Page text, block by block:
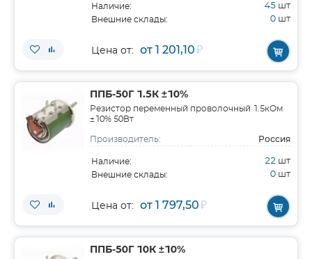
Наличие: 45 шт
Внешние склады: 0 шт
Цена от: от 1 201,10₽
ППБ-50Г 1.5К ±10%
Резистор переменный проволочный 1.5кОм
±10% 50Вт
Производитель: Россия
Наличие: 22 шт
Внешние склады: 0 шт
Цена от: от 1 797,50₽
ППБ-50Г 10К ±10%